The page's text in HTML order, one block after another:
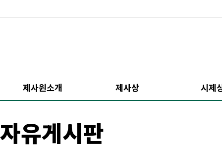
제사원소개 제사상 시제
자유게시판